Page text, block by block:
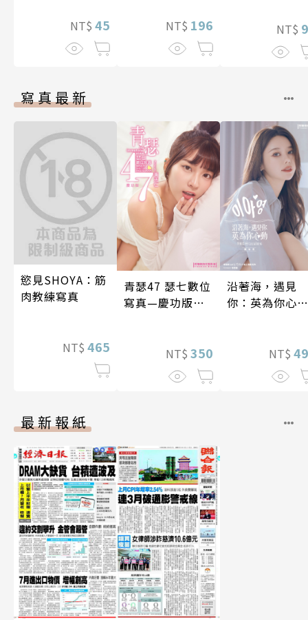
就不會再孤單!?
NT$ 45
NT$ 196 NT$
寫真最新
慾見SHOYA：筋
肉教練寫真
NT$ 465
青瑟47 瑟七數位
寫真—慶功版
NT$ 350
沿著海，遇見
你：英為你心動
NT$
最新報紙